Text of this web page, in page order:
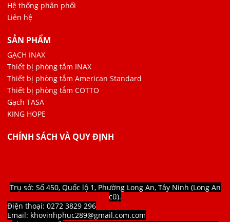
Hệ thống phân phối
Liên hệ
SẢN PHẨM
GẠCH INAX
Thiết bị phòng tắm INAX
Thiết bị phòng tắm American Standard
Thiết bị phòng tắm COTTO
Gạch TASA
KING HOPE
CHÍNH SÁCH VÀ QUY ĐỊNH
Trụ sở: Số 450, Quốc lộ 1, Phường Long An, Tây Ninh (Long An
cũ).
Điện thoại: 0272 3829 296
Email: khovinhphuc289@gmail.com.com